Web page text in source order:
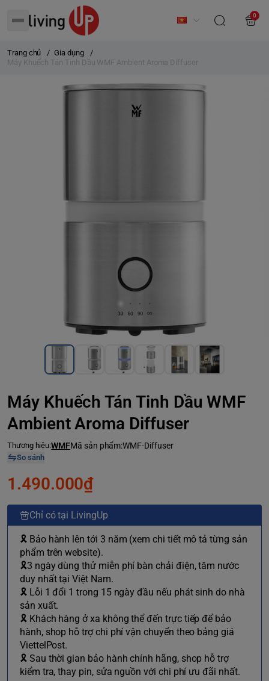
0
Trang chủ / Gia dụng
/
Máy Khuếch Tán Tinh Dầu WMF Ambient Aroma Diffuser
Máy Khuếch Tán Tinh Dầu WMF
Ambient Aroma Diffuser
Thương hiệu:WMFMã sản phẩm:WMF-Diffuser
So sánh
1.490.000₫
Chỉ có tại LivingUp
🎗 Bảo hành lên tới 3 năm (xem chi tiết mô tả từng sản
phẩm trên website).
🎗3 ngày dùng thử miễn phí bàn chải điện, tăm nước
duy nhất tại Việt Nam.
🎗 Lỗi 1 đổi 1 trong 15 ngày đầu nếu phát sinh do nhà
sản xuất.
🎗 Khách hàng ở xa không thể đến trực tiếp để bảo
hành, shop hỗ trợ chi phí vận chuyển theo bảng giá
ViettelPost.
🎗 Sau thời gian bảo hành chính hãng, shop hỗ trợ
kiểm tra, thay pin, sửa nguồn với chi phí ưu đãi nhất.